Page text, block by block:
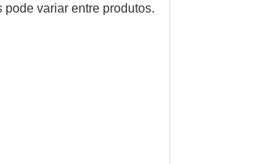
variar entre produtos.